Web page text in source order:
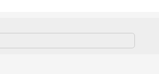
voor 150 Kg-Deur